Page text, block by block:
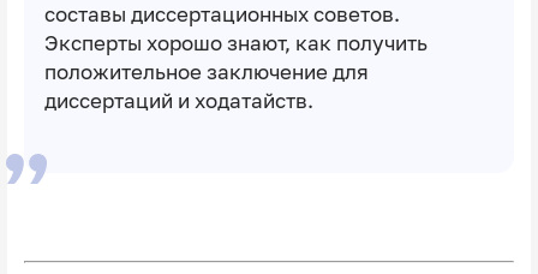
составы диссертационных советов.
Эксперты хорошо знают, как получить
положительное заключение для
диссертаций и ходатайств.